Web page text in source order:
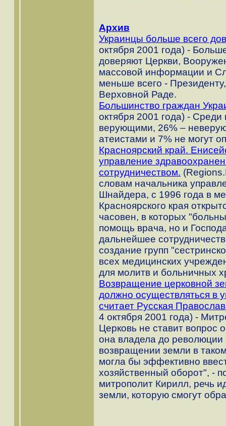
Архив
Украинцы больше всего
октября 2001 года) -
доверяют Церкви,
массовой информации и
меньше всего -
Верховной Раде.
Большинство граждан
октября 2001 года) -
верующими, 26% –
атеистами и 7% не могут
Красноярский край.
управление
сотрудничеством.
словам начальника
Шнайдера, с 1996 года в
Красноярского края
часовен, в которых
помощь врача, но и
дальнейшее
создание групп
всех медицинских
для молитв и больничных
Возвращение церковной
должно осуществляться в
считает Русская
4 октября 2001 года) -
Церковь не ставит вопрос
она владела до революции
возвращении земли в
могла бы эффективно
хозяйственный оборот", -
митрополит Кирилл, речь
земли, которую смогут